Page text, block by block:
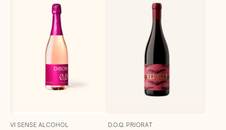
VI SENSE ALCOHOL D.O.Q. PRIORAT